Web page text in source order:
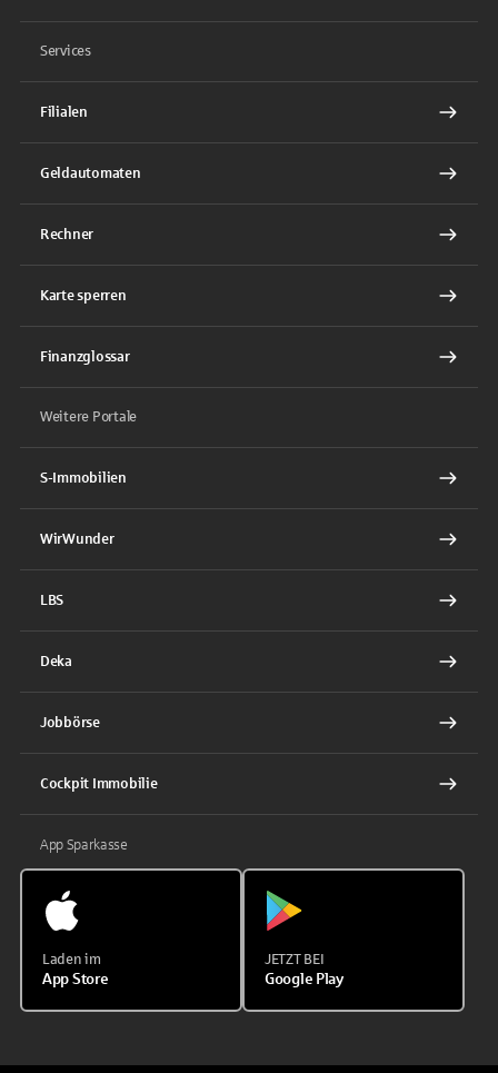
Services
Filialen
Geldautomaten
Rechner
Karte sperren
Finanzglossar
Weitere Portale
S-Immobilien
WirWunder
LBS
Deka
Jobbörse
Cockpit Immobilie
App Sparkasse
Laden im
App Store
JETZT BEI
Google Play